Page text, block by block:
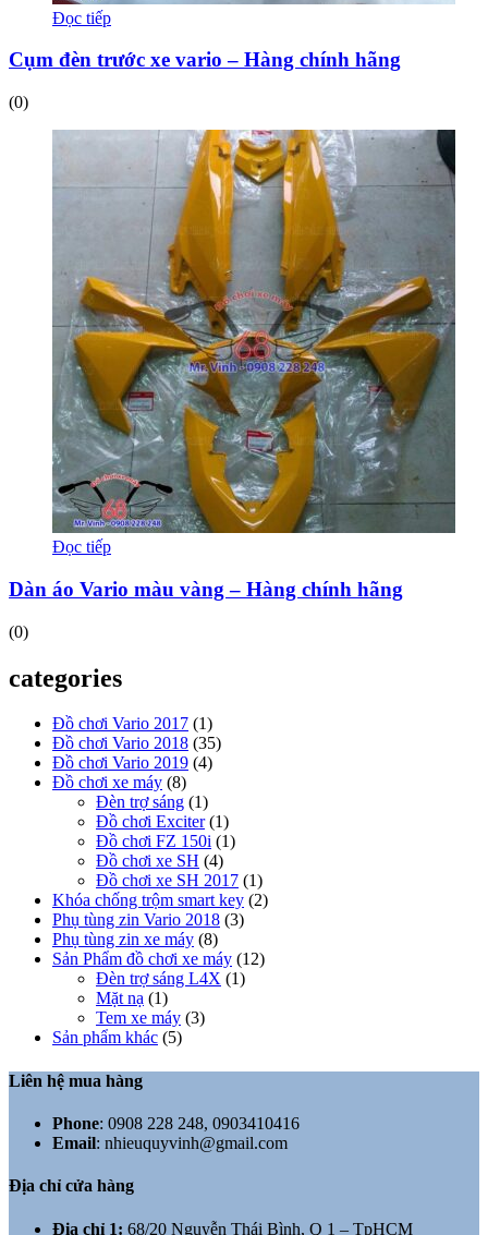
Đọc tiếp
Cụm đèn trước xe vario – Hàng chính hãng
(0)
Đọc tiếp
Dàn áo Vario màu vàng – Hàng chính hãng
(0)
categories
Đồ chơi Vario 2017 (1)
Đồ chơi Vario 2018 (35)
Đồ chơi Vario 2019 (4)
Đồ chơi xe máy (8)
Đèn trợ sáng (1)
Đồ chơi Exciter (1)
Đồ chơi FZ 150i (1)
Đồ chơi xe SH (4)
Đồ chơi xe SH 2017 (1)
Khóa chống trộm smart key (2)
Phụ tùng zin Vario 2018 (3)
Phụ tùng zin xe máy (8)
Sản Phẩm đồ chơi xe máy (12)
Đèn trợ sáng L4X (1)
Mặt nạ (1)
Tem xe máy (3)
Sản phẩm khác (5)
Liên hệ mua hàng
Phone: 0908 228 248, 0903410416
Email: nhieuquyvinh@gmail.com
Địa chỉ cửa hàng
Địa chỉ 1: 68/20 Nguyễn Thái Bình, Q 1 – TpHCM